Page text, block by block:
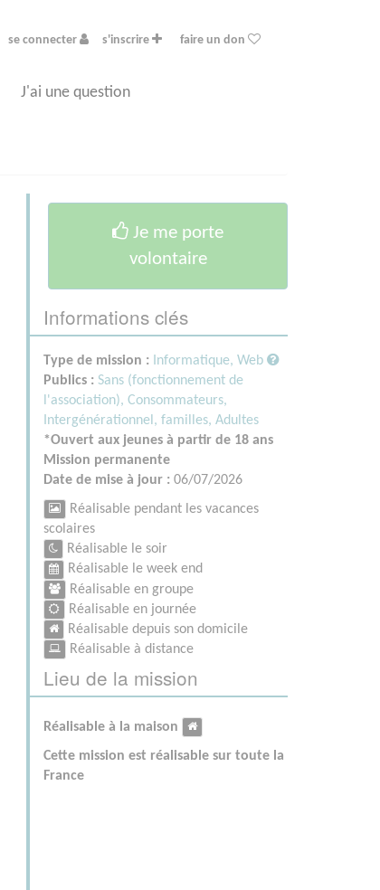
se connecter s'inscrire faire un don
J'ai une question
Je me porte
volontaire
Informations clés
Type de mission : Informatique, Web
Publics : Sans (fonctionnement de
l'association), Consommateurs,
Intergénérationnel, familles, Adultes
*Ouvert aux jeunes à partir de 18 ans
Mission permanente
Date de mise à jour : 06/07/2026
Réalisable pendant les vacances
scolaires
Réalisable le soir
Réalisable le week end
Réalisable en groupe
Réalisable en journée
Réalisable depuis son domicile
Réalisable à distance
Lieu de la mission
Réalisable à la maison
Cette mission est réalisable sur toute la
France